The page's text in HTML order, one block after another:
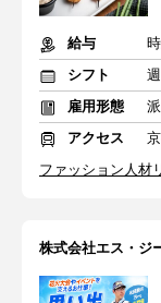
給与
シフト
雇用形態
アクセス
ファッション人材
株式会社エス・ジ